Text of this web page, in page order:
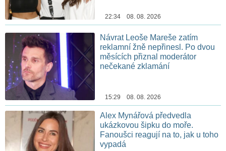
22:34 08. 08. 2026
Návrat Leoše Mareše zatím
reklamní žně nepřinesl. Po dvou
měsících přiznal moderátor
nečekané zklamání
15:29 08. 08. 2026
Alex Mynářová předvedla
ukázkovou šipku do moře.
Fanoušci reagují na to, jak u toho
vypadá